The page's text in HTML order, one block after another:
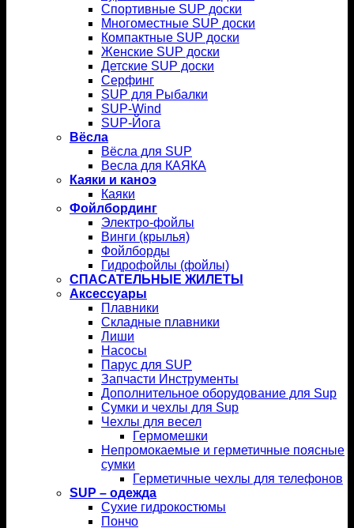
Спортивные SUP доски
Многоместные SUP доски
Компактные SUP доски
Женские SUP доски
Детские SUP доски
Серфинг
SUP для Рыбалки
SUP-Wind
SUP-Йога
Вёсла
Вёсла для SUP
Весла для КАЯКА
Каяки и каноэ
Каяки
Фойлбординг
Электро-фойлы
Винги (крылья)
Фойлборды
Гидрофойлы (фойлы)
СПАСАТЕЛЬНЫЕ ЖИЛЕТЫ
Аксессуары
Плавники
Складные плавники
Лиши
Насосы
Парус для SUP
Запчасти Инструменты
Дополнительное оборудование для Sup
Сумки и чехлы для Sup
Чехлы для весел
Гермомешки
Непромокаемые и герметичные поясные
сумки
Герметичные чехлы для телефонов
SUP – одежда
Сухие гидрокостюмы
Пончо